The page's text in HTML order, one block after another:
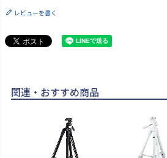
レビューを書く
関連・おすすめ商品